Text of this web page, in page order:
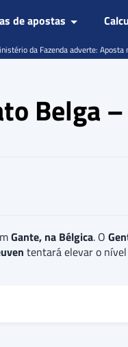
de apostas
Belga
Gante, na Bélgica. O
tentará elevar o
da Fazenda adverte: